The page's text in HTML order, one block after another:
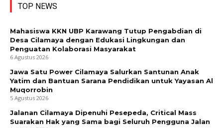
TOP NEWS
Mahasiswa KKN UBP Karawang Tutup Pengabdian di
Desa Cilamaya dengan Edukasi Lingkungan dan
Penguatan Kolaborasi Masyarakat
6 Agustus 2026
Jawa Satu Power Cilamaya Salurkan Santunan Anak
Yatim dan Bantuan Sarana Pendidikan untuk Yayasan Al
Muqorrobin
5 Agustus 2026
Jalanan Cilamaya Dipenuhi Pesepeda, Critical Mass
Suarakan Hak yang Sama bagi Seluruh Pengguna Jalan